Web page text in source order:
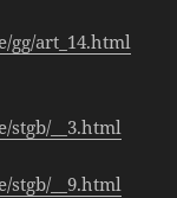
gg/art_14.html
stgb/__3.html
stgb/__9.html